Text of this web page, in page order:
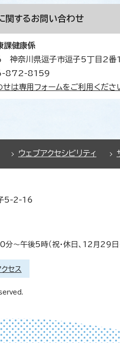
関するお問い合わせ
課健康係
奈川県逗子市逗子5丁目2番
872-8159
は専用フォームをご利用くださ
ウェブアクセシビリティ
5-2-16
～午後5時（祝・休日、12月29日
セス